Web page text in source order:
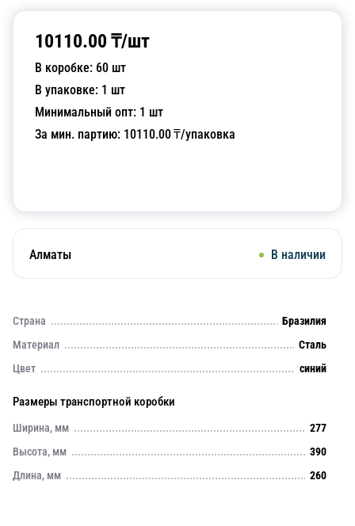
10110.00 ₸/шт
В коробке: 60 шт
В упаковке: 1 шт
Минимальный опт: 1 шт
За мин. партию: 10110.00₸/упаковка
Алматы В наличии
Страна
Бразилия
Материал
Сталь
Цвет
синий
Размеры транспортной коробки
Ширина, мм
277
Высота, мм
390
Длина, мм
260